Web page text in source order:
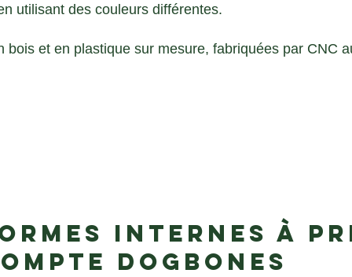
utilisant des couleurs différentes.
bois et en plastique sur mesure, fabriquées par CNC
internes à
Dogbones